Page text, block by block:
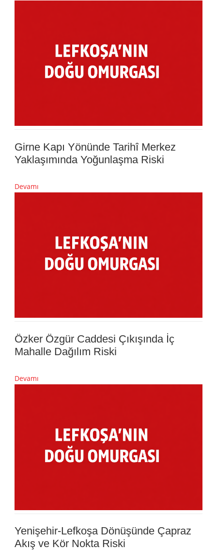
Girne Kapı Yönünde Tarihî Merkez
Yaklaşımında Yoğunlaşma Riski
Devamı
Özker Özgür Caddesi Çıkışında İç
Mahalle Dağılım Riski
Devamı
Yenişehir-Lefkoşa Dönüşünde Çapraz
Akış ve Kör Nokta Riski